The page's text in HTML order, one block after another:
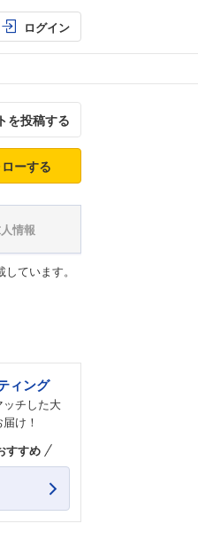
ログイン
を投稿する
ーする
情報
ています。
ィング
チした大
け！
すすめ